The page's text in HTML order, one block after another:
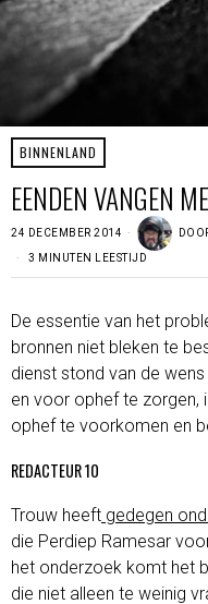
BINNENLAND
EENDEN VANGEN
24 DECEMBER 2014
3 MINUTEN LEESTIJD
De essentie van het
bronnen niet bleken te
dienst stond van de
en voor ophef te zorgen,
ophef te voorkomen en
REDACTEUR 10
Trouw heeft gedegen
die Perdiep Ramesar
het onderzoek komt het
die niet alleen te weinig